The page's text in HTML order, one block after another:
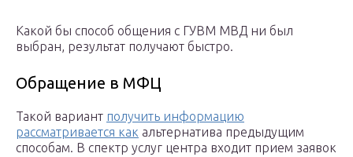
Какой бы способ общения с ГУВМ МВД ни был
выбран, результат получают быстро.
Обращение в МФЦ
Такой вариант получить информацию
рассматривается как альтернатива предыдущим
способам. В спектр услуг центра входит прием заявок